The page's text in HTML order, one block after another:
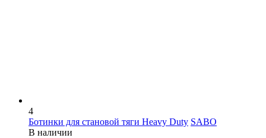
4
Ботинки для становой тяги Heavy Duty SABO
В наличии